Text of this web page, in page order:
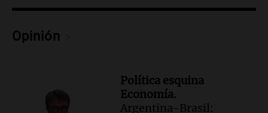
Juntos
Opinión
Política esquina
Economía.
Argentina-Brasil: